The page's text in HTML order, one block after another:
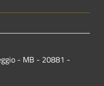
- MB - 20881 -